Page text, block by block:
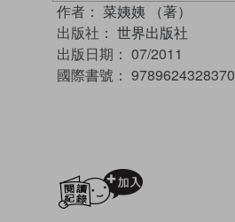
作者： 菜姨姨 （著）
出版社： 世界出版社
出版日期： 07/2011
國際書號： 9789624328370